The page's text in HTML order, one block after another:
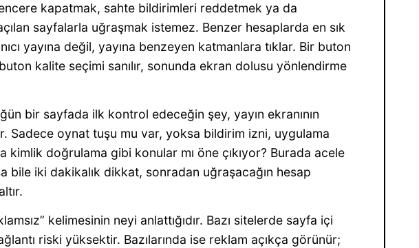
kapatmak, sahte bildirimleri reddetmek ya da
sayfalarla uğraşmak istemez. Benzer hesaplarda en sık
yayına değil, yayına benzeyen katmanlara tıklar. Bir buton
kalite seçimi sanılır, sonunda ekran dolusu yönlendirme
bir sayfada ilk kontrol edeceğin şey, yayın ekranının
Sadece oynat tuşu mu var, yoksa bildirim izni, uygulama
kimlik doğrulama gibi konular mı öne çıkıyor? Burada acele
bile iki dakikalık dikkat, sonradan uğraşacağın hesap
kelimesinin neyi anlattığıdır. Bazı sitelerde sayfa içi
riski yüksektir. Bazılarında ise reklam açıkça görünür;